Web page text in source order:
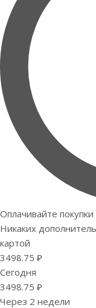
Оплачивайте
Никаких
картой
3498.75 ₽
Сегодня
3498.75 ₽
Через 2 недели